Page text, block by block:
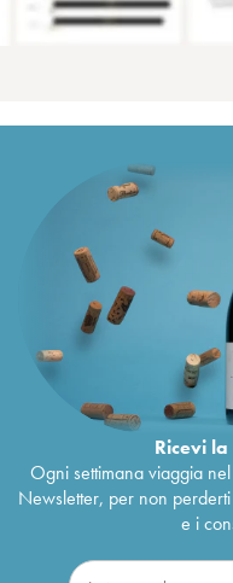
Ricevi
Ogni settimana viaggia
Newsletter, per non
e i